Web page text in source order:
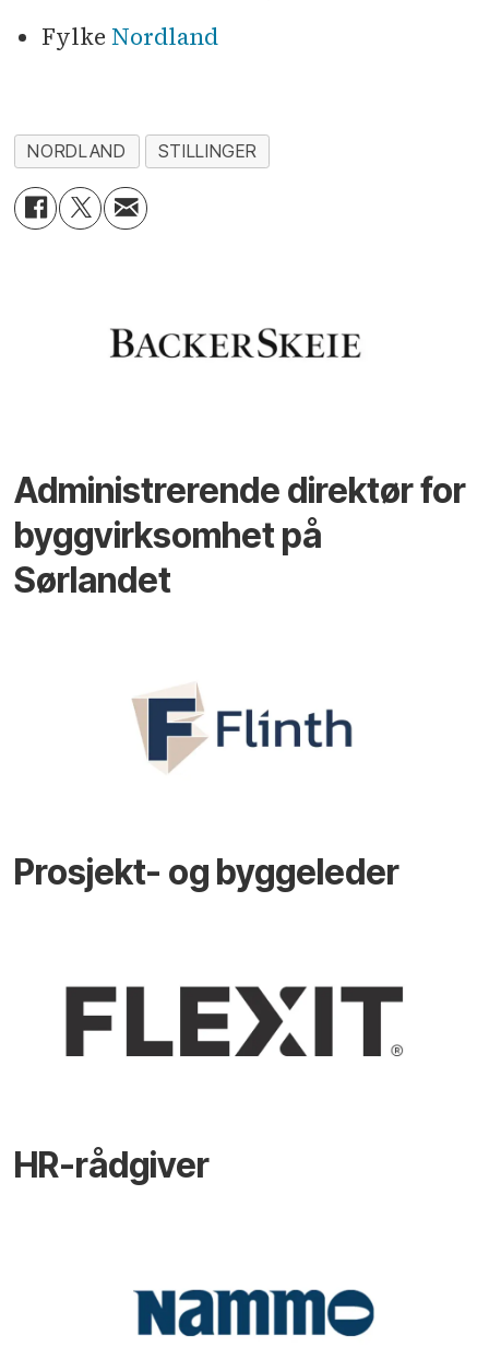
Fylke Nordland
NORDLAND STILLINGER
Administrerende direktør for
byggvirksomhet på
Sørlandet
Prosjekt- og byggeleder
HR-rådgiver